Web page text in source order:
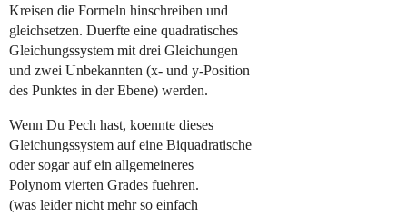
Kreisen die Formeln hinschreiben und
gleichsetzen. Duerfte eine quadratisches
Gleichungssystem mit drei Gleichungen
und zwei Unbekannten (x- und y-Position
des Punktes in der Ebene) werden.
Wenn Du Pech hast, koennte dieses
Gleichungssystem auf eine Biquadratische
oder sogar auf ein allgemeineres
Polynom vierten Grades fuehren.
(was leider nicht mehr so einfach